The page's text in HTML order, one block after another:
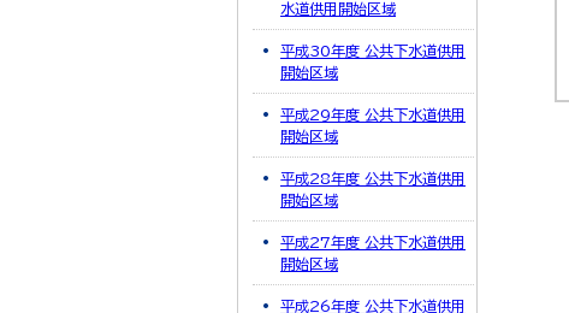
水道供用開始区域
平成30年度 公共下水道供用
開始区域
平成29年度 公共下水道供用
開始区域
平成28年度 公共下水道供用
開始区域
平成27年度 公共下水道供用
開始区域
平成26年度 公共下水道供用